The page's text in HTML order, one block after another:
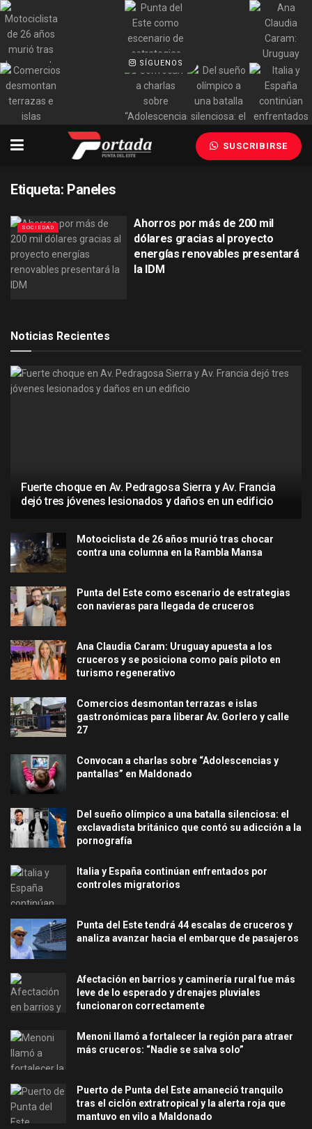
SÍGUENOS
SUSCRIBIRSE
Etiqueta: Paneles
SOCIEDAD
Ahorros por más de 200 mil
dólares gracias al proyecto
energías renovables presentará
la IDM
Noticias Recientes
Fuerte choque en Av. Pedragosa Sierra y Av. Francia
dejó tres jóvenes lesionados y daños en un edificio
Motociclista de 26 años murió tras chocar
contra una columna en la Rambla Mansa
Punta del Este como escenario de estrategias
con navieras para llegada de cruceros
Ana Claudia Caram: Uruguay apuesta a los
cruceros y se posiciona como país piloto en
turismo regenerativo
Comercios desmontan terrazas e islas
gastronómicas para liberar Av. Gorlero y calle
27
Convocan a charlas sobre “Adolescencias y
pantallas” en Maldonado
Del sueño olímpico a una batalla silenciosa: el
exclavadista británico que contó su adicción a la
pornografía
Italia y España continúan enfrentados por
controles migratorios
Punta del Este tendrá 44 escalas de cruceros y
analiza avanzar hacia el embarque de pasajeros
Afectación en barrios y caminería rural fue más
leve de lo esperado y drenajes pluviales
funcionaron correctamente
Menoni llamó a fortalecer la región para atraer
más cruceros: “Nadie se salva solo”
Puerto de Punta del Este amaneció tranquilo
tras el ciclón extratropical y la alerta roja que
mantuvo en vilo a Maldonado